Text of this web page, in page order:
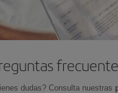
dudas? Consulta nuestras